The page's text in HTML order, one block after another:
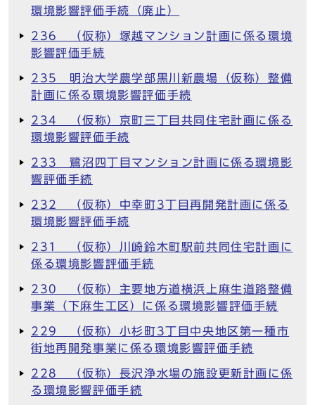
環境影響評価手続（廃止）
236 （仮称）塚越マンション計画に係る環境
影響評価手続
235 明治大学農学部黒川新農場（仮称）整備
計画に係る環境影響評価手続
234 （仮称）京町三丁目共同住宅計画に係る
環境影響評価手続
233 鷺沼四丁目マンション計画に係る環境影
響評価手続
232 （仮称）中幸町3丁目再開発計画に係る
環境影響評価手続
231 （仮称）川崎鈴木町駅前共同住宅計画に
係る環境影響評価手続
230 （仮称）主要地方道横浜上麻生道路整備
事業（下麻生工区）に係る環境影響評価手続
229 （仮称）小杉町3丁目中央地区第一種市
街地再開発事業に係る環境影響評価手続
228 （仮称）長沢浄水場の施設更新計画に係
る環境影響評価手続